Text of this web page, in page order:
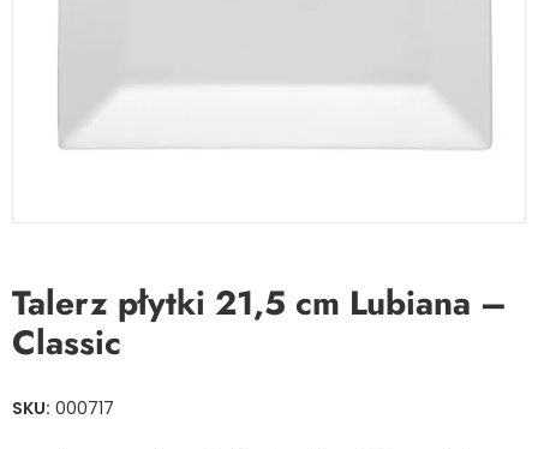
Talerz płytki 21,5 cm Lubiana –
Classic
SKU: 000717